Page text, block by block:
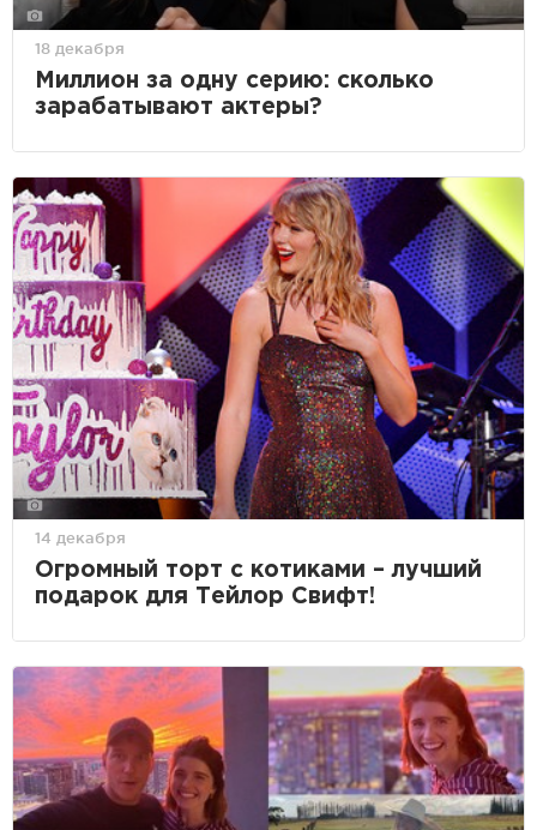
18 декабря
Миллион за одну серию: сколько
зарабатывают актеры?
14 декабря
Огромный торт с котиками – лучший
подарок для Тейлор Свифт!